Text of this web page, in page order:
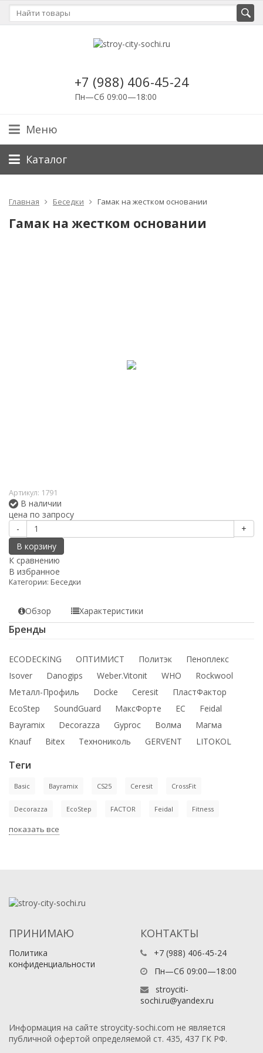
+7 (988) 406-45-24
Пн—Сб 09:00—18:00
Меню
Каталог
Главная Беседки Гамак на жестком основании
Гамак на жестком основании
Артикул: 1791
В наличии
цена по запросу
-
+
В корзину
К сравнению
В избранное
Категории: Беседки
Обзор Характеристики
Бренды
ECODECKING ОПТИМИСТ Политэк
Пеноплекс
Isover
Danogips Weber.Vitonit WHO
Rockwool
Металл-Профиль
Docke Ceresit
ПластФактор
EcoStep
SoundGuard МаксФорте ЕС
Feidal
Bayramix
Decorazza Gyproc Волма
Магма
Knauf
Bitex Технониколь GERVENT LITOKOL
Теги
Basic Bayramix CS25 Ceresit CrossFit
Decorazza EcoStep FACTOR Feidal Fitness
показать все
ПРИНИМАЮ
Политика
конфиденциальности
КОНТАКТЫ
+7 (988) 406-45-24
Пн—Сб 09:00—18:00
stroyciti-
sochi.ru@yandex.ru
Информация на сайте stroycity-sochi.com не является
публичной офертой определяемой ст. 435, 437 ГК РФ.